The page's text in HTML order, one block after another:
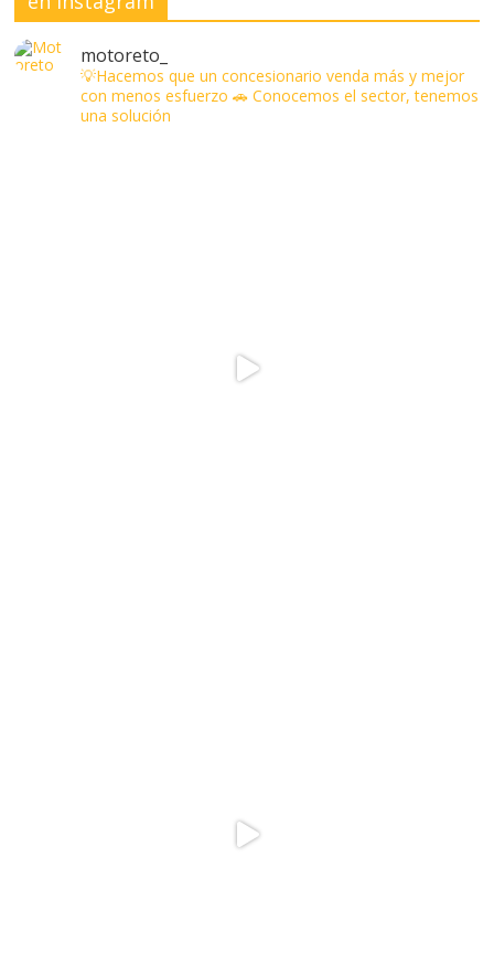
motoreto_
💡Hacemos que un concesionario venda más y mejor
con menos esfuerzo 🚗 Conocemos el sector, tenemos
una solución